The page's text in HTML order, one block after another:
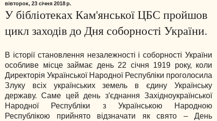
вівторок, 23 січня 2018 р.
У бібліотеках Кам'янської ЦБС пройшов
цикл заходів до Дня соборності України.
В історії становлення незалежності і соборності України
особливе місце займає день 22 січня 1919 року, коли
Директорія Української Народної Республіки проголосила
Злуку всіх українських земель в єдину Українську
державу. Саме цей день з′єднання Західноукраїнської
Народної Республіки з Українською Народною
Республікою прийнято відзначати як свято – День